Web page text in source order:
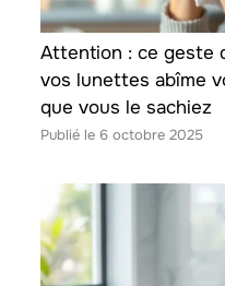
Attention : ce geste
vos lunettes abîme
que vous le sachiez
6 octobre 2025